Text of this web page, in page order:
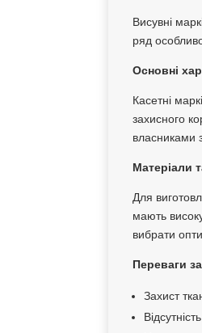
Висувні
ряд
Основні
Касетні
захисного
власниками
Матеріали
Для
мають
вибрати
Переваги
Захист